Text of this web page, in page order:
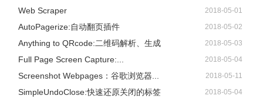
Web Scraper 2018-05-01
AutoPagerize:自动翻页插件 2018-05-02
Anything to QRcode:二维码解析、生成 2018-05-03
Full Page Screen Capture:... 2018-05-04
Screenshot Webpages：谷歌浏览器... 2018-05-11
SimpleUndoClose:快速还原关闭的标签 2018-05-04